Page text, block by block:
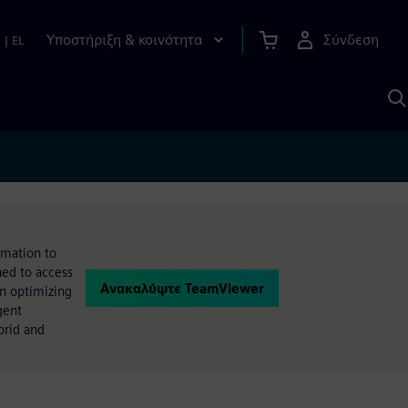
| EL Υποστήριξη & κοινότητα
Σύνδεση
to
to access
optimizing
and
Ανακαλύψτε TeamViewer